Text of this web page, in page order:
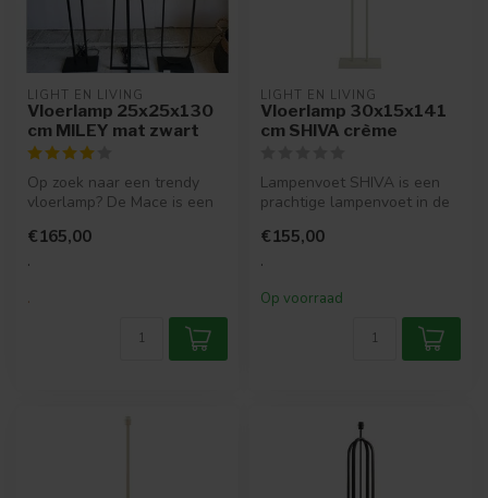
LIGHT EN LIVING
Vloerlamp 25x25x130
cm MILEY mat zwart
Op zoek naar een trendy
vloerlamp? De Mace is een
die p...
€165,00
.
.
LIGHT EN LIVING
Vloerlamp 30x15x141
cm SHIVA crème
Lampenvoet SHIVA is een
prachtige lampenvoet in de
ont...
€155,00
.
Op voorraad